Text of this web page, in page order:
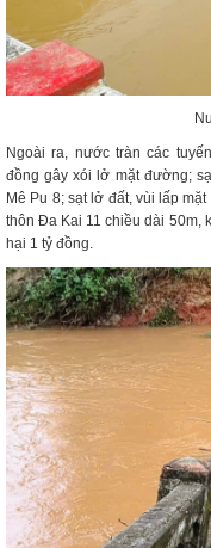
Ngoài ra, nước tràn các
đồng gây xói lở mặt đường;
Mê Pu 8; sạt lở đất, vùi lấp
thôn Đa Kai 11 chiều dài 50m,
hại 1 tỷ đồng.